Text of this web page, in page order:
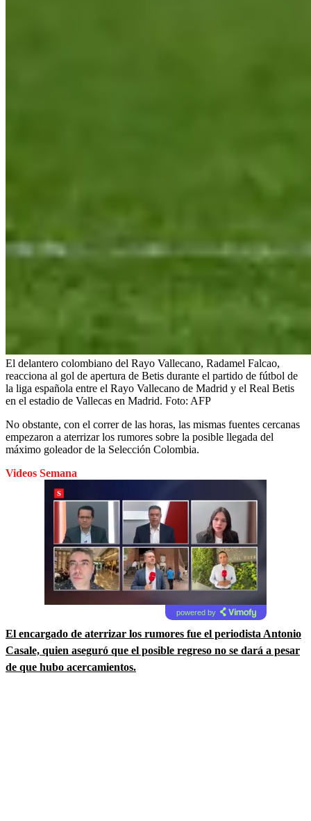
El delantero colombiano del Rayo Vallecano, Radamel Falcao,
reacciona al gol de apertura de Betis durante el partido de fútbol de
la liga española entre el Rayo Vallecano de Madrid y el Real Betis
en el estadio de Vallecas en Madrid. Foto: AFP
No obstante, con el correr de las horas, las mismas fuentes cercanas
empezaron a aterrizar los rumores sobre la posible llegada del
máximo goleador de la Selección Colombia.
Videos Semana
powered by
El encargado de aterrizar los rumores fue el periodista Antonio
Casale, quien aseguró que el posible regreso no se dará a pesar
de que hubo acercamientos.